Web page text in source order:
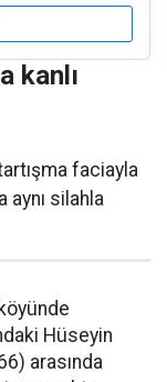
kanlı
faciayla
aynı silahla
Hüseyin
arasında